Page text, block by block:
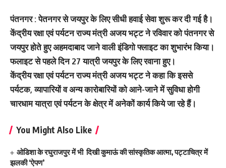
पंतनगर : पेतनगर से जयपुर के लिए सीधी हवाई सेवा शुरू कर दी गई है।
केंद्रीय रक्षा एवं पर्यटन राज्य मंत्री अजय भट्ट ने रविवार को पंतनगर से
जयपुर होते हुए अहमदाबाद जाने वाली इंडिगो फ्लाइट का शुभारंभ किया।
फलाइट से पहले दिन 27 यात्री जयपुर के लिए रवाना हुए।
केंद्रीय रक्षा एवं पर्यटन राज्य मंत्री अजय भट्ट ने कहा कि इससे
पर्यटक, व्यापारियों व अन्य कारोबारियों को आने-जाने में सुविधा होगी
चारधाम यात्रा एवं पर्यटन के क्षेत्र में अनेकों कार्य किये जा रहे हैं।
You Might Also Like
ओडिशा के रघुराजपुर में भी दिखी कुमाऊं की सांस्कृतिक आत्मा, पट्टाचित्र में
झलकी ‘ऐपण’